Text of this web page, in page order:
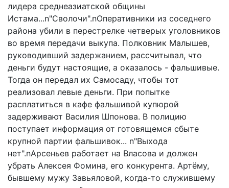
лидера среднеазиатской общины
Истама...n"Сволочи".nОперативники из соседнего
района убили в перестрелке четверых уголовников
во время передачи выкупа. Полковник Малышев,
руководивший задержанием, рассчитывал, что
деньги будут настоящие, а оказалось - фальшивые.
Тогда он передал их Самосаду, чтобы тот
реализовал левые деньги. При попытке
расплатиться в кафе фальшивой купюрой
задерживают Василия Шпонова. В полицию
поступает информация от готовящемся сбыте
крупной партии фальшивок... n"Выхода
нет".nАрсеньев работает на Власова и должен
убрать Алексея Фомина, его конкурента. Артёму,
бывшему мужу Завьяловой, когда-то служившему